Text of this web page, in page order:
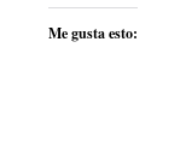
Me gusta esto: